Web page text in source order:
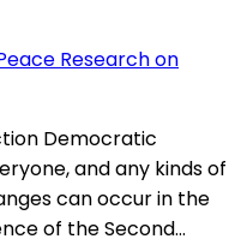
Democratic
and any kinds of
can occur in the
of the Second…